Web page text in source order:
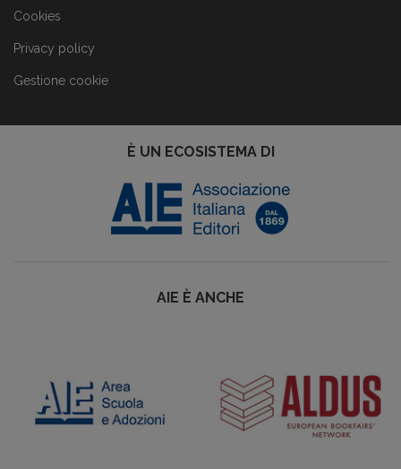
Cookies
Privacy policy
Gestione cookie
È UN ECOSISTEMA DI
AIE È ANCHE